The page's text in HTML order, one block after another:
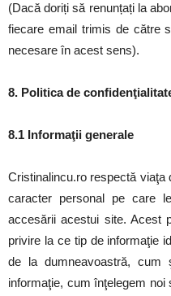
(Dacă doriți să renunțați la
fiecare email trimis de către
necesare în acest sens).
8. Politica de
8.1 Informaţii generale
Cristinalincu.ro respectă
caracter personal pe care
accesării acestui site. Acest
privire la ce tip de informaţie
de la dumneavoastră, cum
informaţie, cum înţelegem